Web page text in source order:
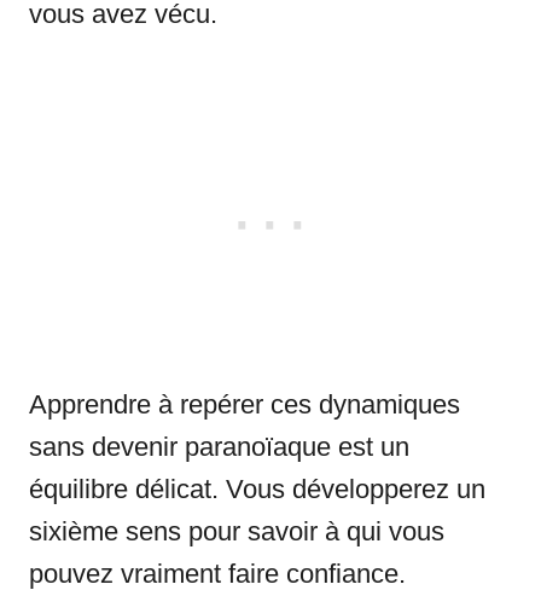
vous avez vécu.
Apprendre à repérer ces dynamiques
sans devenir paranoïaque est un
équilibre délicat. Vous développerez un
sixième sens pour savoir à qui vous
pouvez vraiment faire confiance.